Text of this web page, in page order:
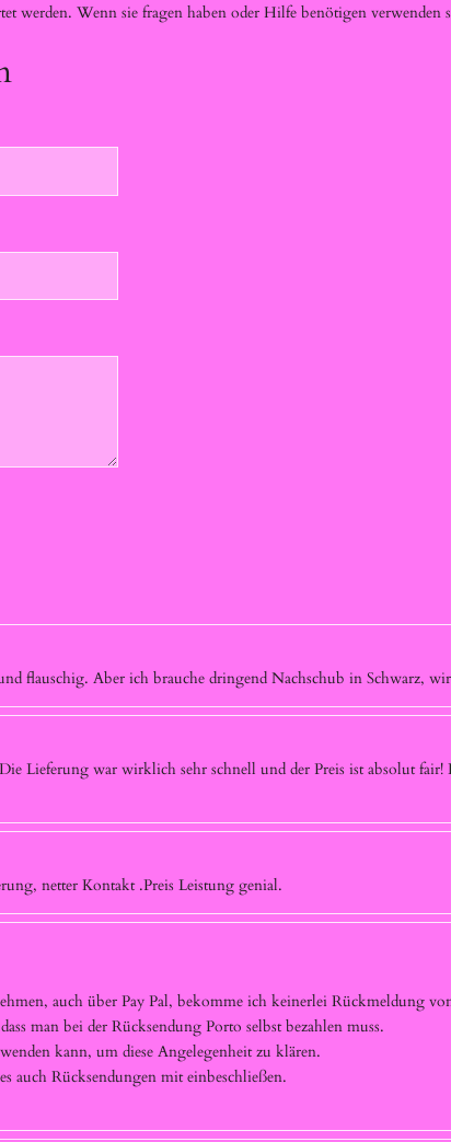
werden. Wenn sie fragen haben oder Hilfe benötigen verwenden
flauschig. Aber ich brauche dringend Nachschub in Schwarz,
Lieferung war wirklich sehr schnell und der Preis ist absolut
netter Kontakt .Preis Leistung genial.
auch über Pay Pal, bekomme ich keinerlei Rückmeldung
man bei der Rücksendung Porto selbst bezahlen muss.
kann, um diese Angelegenheit zu klären.
auch Rücksendungen mit einbeschließen.